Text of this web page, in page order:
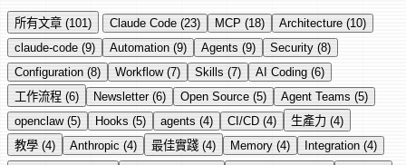
所有文章 (101) Claude Code (23) MCP (18) Architecture (10)
claude-code (9) Automation (9) Agents (9) Security (8)
Configuration (8) Workflow (7) Skills (7) AI Coding (6)
工作流程 (6) Newsletter (6) Open Source (5) Agent Teams (5)
openclaw (5) Hooks (5) agents (4) CI/CD (4) 生產力 (4)
教學 (4) Anthropic (4) 最佳實踐 (4) Memory (4) Integration (4)